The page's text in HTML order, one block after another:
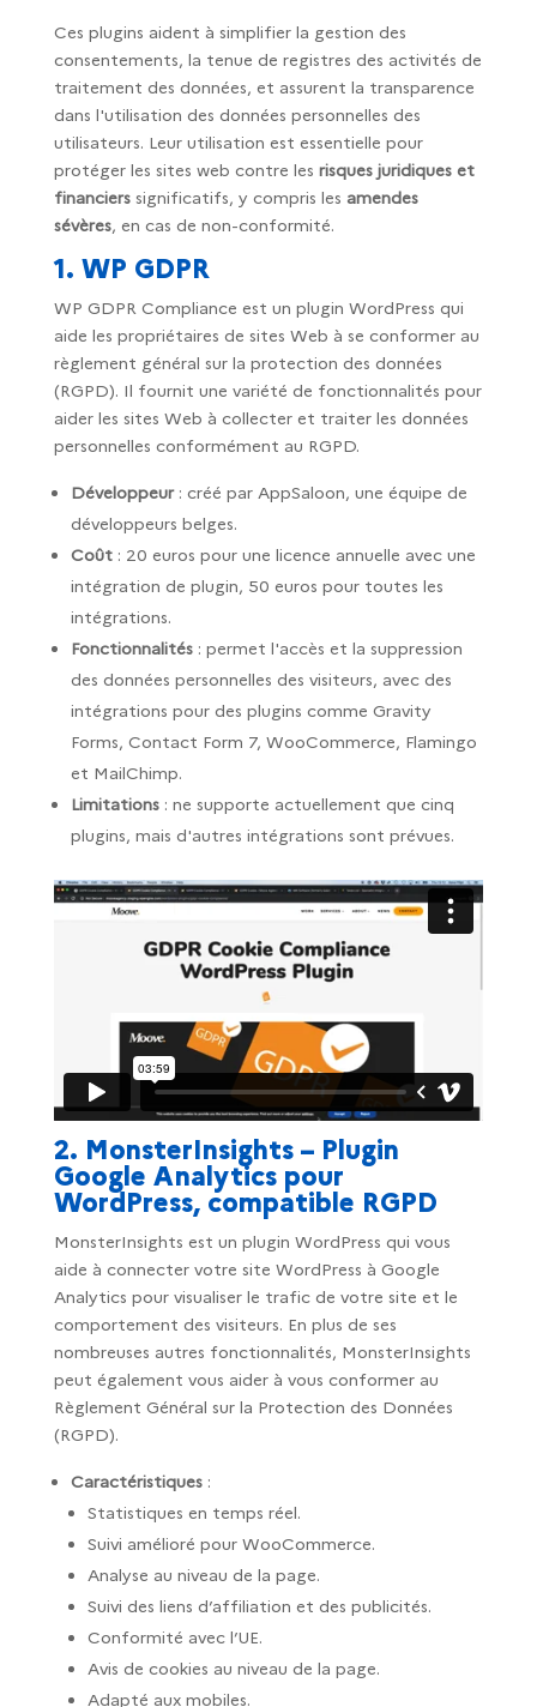
Ces plugins aident à simplifier la gestion des
consentements, la tenue de registres des activités de
traitement des données, et assurent la transparence
dans l'utilisation des données personnelles des
utilisateurs. Leur utilisation est essentielle pour
protéger les sites web contre les risques juridiques et
financierssignificatifs, y compris les amendes
sévères, en cas de non-conformité.
1. WP GDPR
WP GDPR Compliance est un plugin WordPress qui
aide les propriétaires de sites Web à se conformer au
règlement général sur la protection des données
(RGPD). Il fournit une variété de fonctionnalités pour
aider les sites Web à collecter et traiter les données
personnelles conformément au RGPD.
Développeur: créé par AppSaloon, une équipe de
développeurs belges.
Coût: 20 euros pour une licence annuelle avec une
intégration de plugin, 50 euros pour toutes les
intégrations.
Fonctionnalités: permet l'accès et la suppression
des données personnelles des visiteurs, avec des
intégrations pour des plugins comme Gravity
Forms, Contact Form 7, WooCommerce, Flamingo
et MailChimp.
Limitations: ne supporte actuellement que cinq
plugins, mais d'autres intégrations sont prévues.
2. MonsterInsights – Plugin
Google Analytics pour
WordPress, compatible RGPD
MonsterInsights est un plugin WordPress qui vous
aide à connecter votre site WordPress à Google
Analytics pour visualiser le trafic de votre site et le
comportement des visiteurs. En plus de ses
nombreuses autres fonctionnalités, MonsterInsights
peut également vous aider à vous conformer au
Règlement Général sur la Protection des Données
(RGPD).
Caractéristiques:
Statistiques en temps réel.
Suivi amélioré pour WooCommerce.
Analyse au niveau de la page.
Suivi des liens d’affiliation et des publicités.
Conformité avec l’UE.
Avis de cookies au niveau de la page.
Adapté aux mobiles.